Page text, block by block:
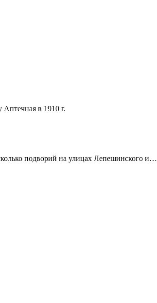
в 1910 г.
подворий на улицах Лепешинского и…